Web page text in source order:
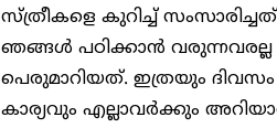
സ്ത്രീകളെ കുറിച്ച്
ഞങ്ങൾ പഠിക്കാൻ
പെരുമാറിയത്. ഇത്രയും
കാര്യവും എല്ലാവർക്കും